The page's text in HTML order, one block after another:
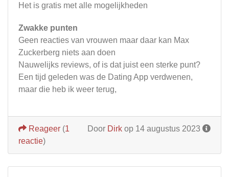
Het is gratis met alle mogelijkheden
Zwakke punten
Geen reacties van vrouwen maar daar kan Max
Zuckerberg niets aan doen
Nauwelijks reviews, of is dat juist een sterke punt?
Een tijd geleden was de Dating App verdwenen,
maar die heb ik weer terug,
Door Dirk op 14 augustus 2023
Reageer (1
reactie)